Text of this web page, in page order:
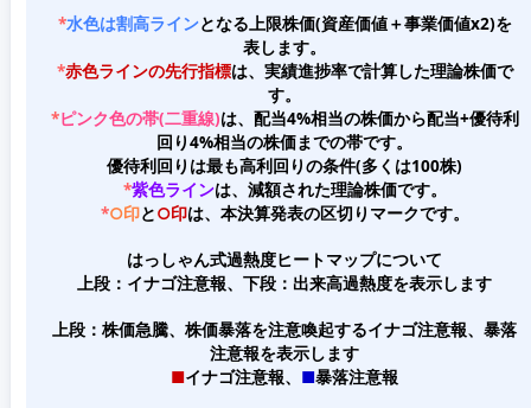
*水色は割高ラインとなる上限株価(資産価値＋事業価値x2)を
表します。
*赤色ラインの先行指標は、実績進捗率で計算した理論株価で
す。
*ピンク色の帯(二重線)は、配当4%相当の株価から配当+優待利
回り4%相当の株価までの帯です。
優待利回りは最も高利回りの条件(多くは100株)
*紫色ラインは、減額された理論株価です。
*○印と○印は、本決算発表の区切りマークです。
はっしゃん式過熱度ヒートマップについて
上段：イナゴ注意報、下段：出来高過熱度を表示します
上段：株価急騰、株価暴落を注意喚起するイナゴ注意報、暴落
注意報を表示します
■イナゴ注意報、 ■暴落注意報